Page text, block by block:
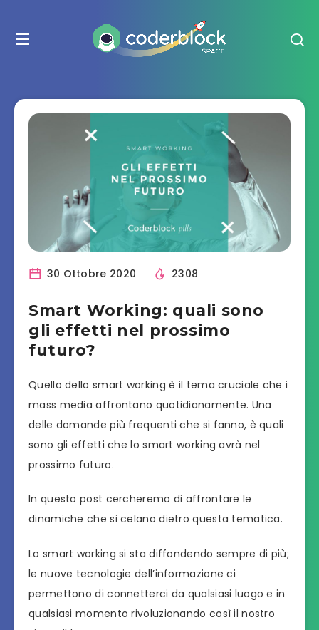
30 Ottobre 2020 2308
Smart Working: quali sono
gli effetti nel prossimo
futuro?
Quello dello smart working è il tema cruciale che i
mass media affrontano quotidianamente. Una
delle domande più frequenti che si fanno, è quali
sono gli effetti che lo smart working avrà nel
prossimo futuro.
In questo post cercheremo di affrontare le
dinamiche che si celano dietro questa tematica.
Lo smart working si sta diffondendo sempre di più;
le nuove tecnologie dell’informazione ci
permettono di connetterci da qualsiasi luogo e in
qualsiasi momento rivoluzionando così il nostro